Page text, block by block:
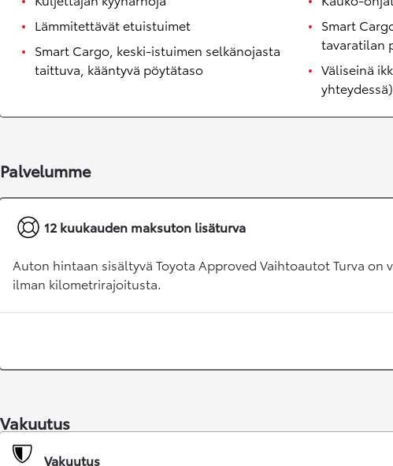
tai kuukausierä
Lämmitettävät etuistuimet
Smart Cargo, keski-istuimen selkänojasta
taittuva, kääntyvä pöytätaso
Smart
tavaratilan
Väliseinä
yhteydessä)
Palvelumme
12 kuukauden maksuton lisäturva
Auton hintaan sisältyvä Toyota Approved Vaihtoautot Turva on
ilman kilometrirajoitusta.
Vakuutus
Vakuutus